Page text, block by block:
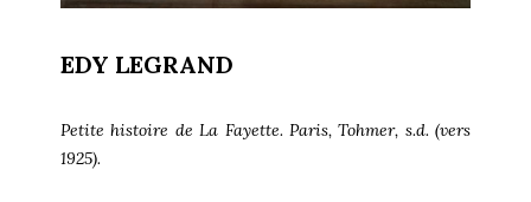
EDY LEGRAND
Petite histoire de La Fayette. Paris, Tohmer, s.d. (vers
1925).